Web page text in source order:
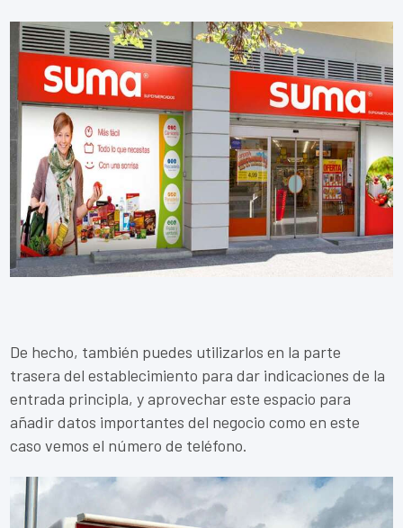
De hecho, también puedes utilizarlos en la parte
trasera del establecimiento para dar indicaciones de la
entrada principla, y aprovechar este espacio para
añadir datos importantes del negocio como en este
caso vemos el número de teléfono.